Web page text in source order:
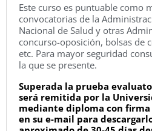
Este curso es puntuable como
convocatorias de la
Nacional de Salud y otras
concurso-oposición, bolsas de
etc. Para mayor seguridad
la que se presente.
Superada la prueba
será remitida por la
mediante diploma con
en su e-mail para